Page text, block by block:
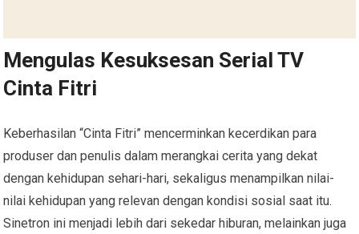
Mengulas Kesuksesan Serial TV
Cinta Fitri
Keberhasilan “Cinta Fitri” mencerminkan kecerdikan para
produser dan penulis dalam merangkai cerita yang dekat
dengan kehidupan sehari-hari, sekaligus menampilkan nilai-
nilai kehidupan yang relevan dengan kondisi sosial saat itu.
Sinetron ini menjadi lebih dari sekedar hiburan, melainkan juga